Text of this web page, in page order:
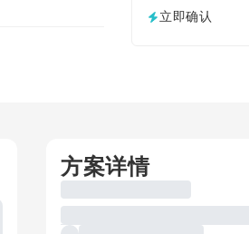
立即确认
方案详情